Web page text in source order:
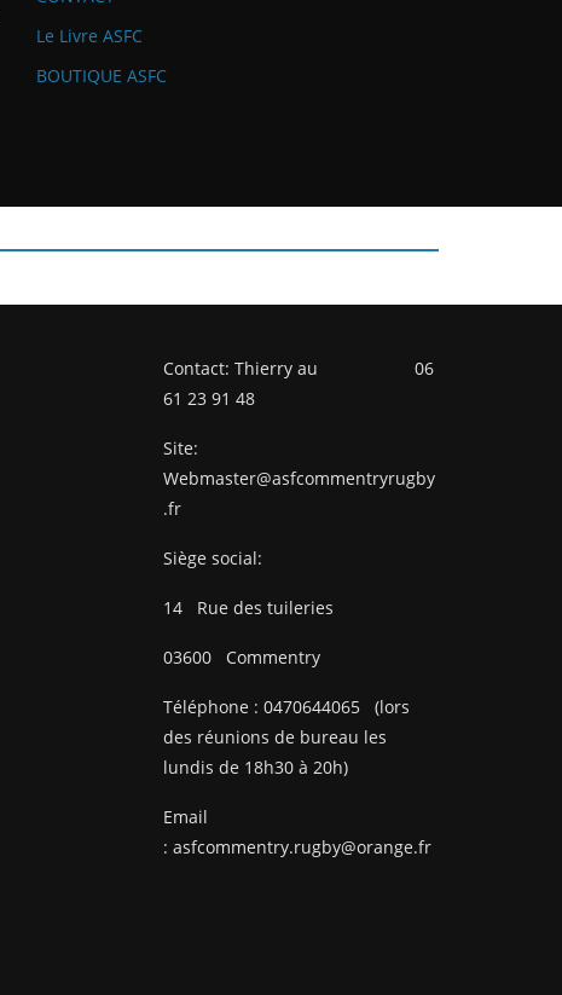
Le Livre ASFC
BOUTIQUE ASFC
Contact: Thierry au 06
61 23 91 48
Site:
Webmaster@asfcommentryrugby
.fr
Siège social:
14 Rue des tuileries
03600 Commentry
Téléphone : 0470644065
(lors
des réunions de bureau les
lundis de 18h30 à 20h)
Email
: asfcommentry.rugby@orange.fr